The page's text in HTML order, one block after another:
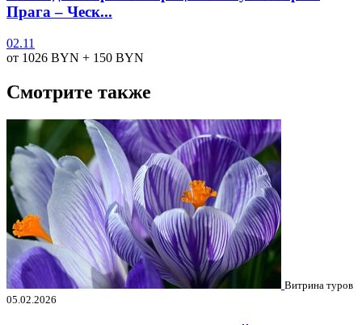
Прага – Ческ...
02.11
от 1026 BYN + 150 BYN
Смотрите также
Витрина туров
05.02.2026